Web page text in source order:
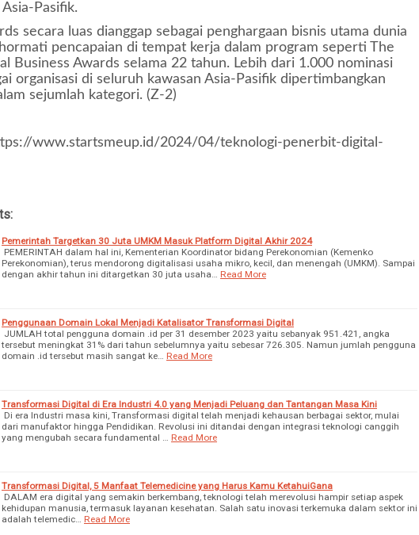
Pasifik.
secara luas dianggap sebagai penghargaan bisnis utama dunia
pencapaian di tempat kerja dalam program seperti The
Business Awards selama 22 tahun. Lebih dari 1.000 nominasi
organisasi di seluruh kawasan Asia-Pasifik dipertimbangkan
sejumlah kategori. (Z-2)
www.startsmeup.id/2024/04/teknologi-penerbit-digital-
Pemerintah Targetkan 30 Juta UMKM Masuk Platform Digital Akhir 2024
PEMERINTAH dalam hal ini, Kementerian Koordinator bidang Perekonomian (Kemenko
Perekonomian), terus mendorong digitalisasi usaha mikro, kecil, dan menengah (UMKM). Sampai
dengan akhir tahun ini ditargetkan 30 juta usaha…
Read More
Penggunaan Domain Lokal Menjadi Katalisator Transformasi Digital
JUMLAH total pengguna domain .id per 31 desember 2023 yaitu sebanyak 951.421, angka
tersebut meningkat 31% dari tahun sebelumnya yaitu sebesar 726.305. Namun jumlah pengguna
domain .id tersebut masih sangat ke…
Read More
Transformasi Digital di Era Industri 4.0 yang Menjadi Peluang dan Tantangan Masa Kini
Di era Industri masa kini, Transformasi digital telah menjadi kehausan berbagai sektor, mulai
dari manufaktor hingga Pendidikan. Revolusi ini ditandai dengan integrasi teknologi canggih
yang mengubah secara fundamental …
Read More
Transformasi Digital, 5 Manfaat Telemedicine yang Harus Kamu KetahuiGana
DALAM era digital yang semakin berkembang, teknologi telah merevolusi hampir setiap aspek
kehidupan manusia, termasuk layanan kesehatan. Salah satu inovasi terkemuka dalam sektor ini
adalah telemedic…
Read More